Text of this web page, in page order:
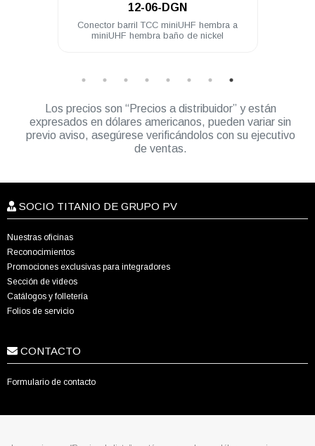
12-06-DGN
Conector barril TCC miniUHF hembra a
miniUHF hembra baño de nickel
Los precios son “Precios a distribuidor” y están
expresados en dólares americanos, pueden variar sin
previo aviso, asegúrese verificándolos con su ejecutivo
de ventas.
SOCIO TITANIO DE GRUPO PV
Nuestras oficinas
Reconocimientos
Promociones exclusivas para integradores
Sección de videos
Catálogos y folletería
Folios de servicio
CONTACTO
Formulario de contacto